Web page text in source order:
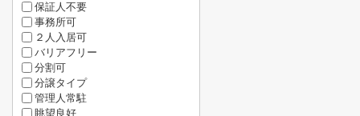
保証人不要
事務所可
２人入居可
バリアフリー
分割可
分譲タイプ
管理人常駐
眺望良好